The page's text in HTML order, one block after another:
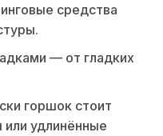
средства
— от гладких
горшок стоит
удлинённые